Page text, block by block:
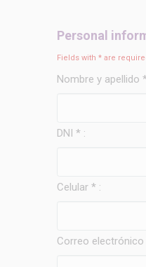
Personal
Fields with * are
Nombre y apellido
DNI * :
Celular * :
Correo electrónico